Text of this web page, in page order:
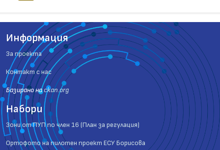
Информация
За проекта
Контакт с нас
Базиранo наckan.org
Набори
Зони от ПУП по член 16 (План за регулация)
Ортофото на пилотен проект ЕСУ Борисова